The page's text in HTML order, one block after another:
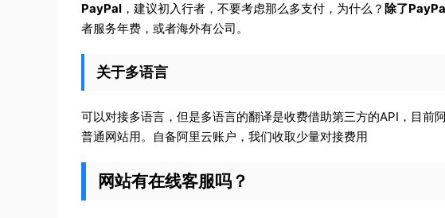
PayPal ，建议初入行者，不要考虑那么多支付，为什么？ 除了
者服务年费，或者海外有公司。
关于多语言
可以对接多语言，但是多语言的翻译是收费借助第三方的API，目前
普通网站用。自备阿里云账户，我们收取少量对接费用
网站有在线客服吗？